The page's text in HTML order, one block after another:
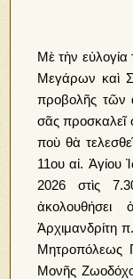
Μὲ τὴν
Μεγάρων καὶ
προβολῆς
σᾶς προσκαλεῖ
ποὺ θὰ
11ου αἰ. Ἁγίου
2026 στὶς
ἀκολουθήσει
Ἀρχιμανδρίτη
Μητροπόλεως
Μονῆς